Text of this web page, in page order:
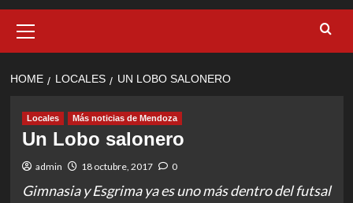
Menu
HOME LOCALES UN LOBO SALONERO
Locales Más noticias de Mendoza
Un Lobo salonero
admin 18 octubre, 2017 0
Gimnasia y Esgrima ya es uno más dentro del futsal